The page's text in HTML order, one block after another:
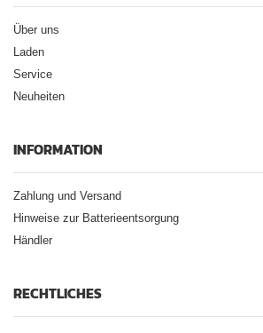
Über uns
Laden
Service
Neuheiten
INFORMATION
Zahlung und Versand
Hinweise zur Batterieentsorgung
Händler
RECHTLICHES